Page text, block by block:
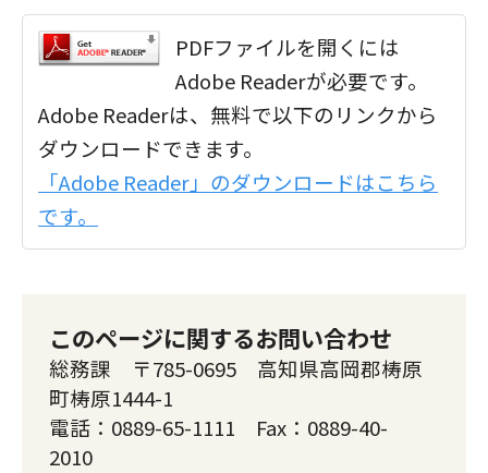
PDFファイルを開くには
Adobe Readerが必要です。
Adobe Readerは、無料で以下のリンクから
ダウンロードできます。
「Adobe Reader」のダウンロードはこちら
です。
このページに関するお問い合わせ
総務課 〒785-0695 高知県高岡郡梼原
町梼原1444-1
電話：0889-65-1111 Fax：0889-40-
2010